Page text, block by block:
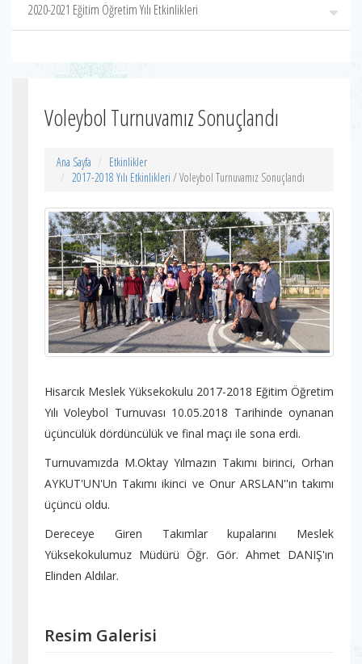
2020-2021 Eğitim Öğretim Yılı Etkinlikleri
Voleybol Turnuvamız Sonuçlandı
Ana Sayfa
Etkinlikler
2017-2018 Yılı Etkinlikleri / Voleybol Turnuvamız Sonuçlandı
Hisarcık Meslek Yüksekokulu 2017-2018 Eğitim Öğretim
Yılı Voleybol Turnuvası 10.05.2018 Tarihinde oynanan
üçüncülük dördüncülük ve final maçı ile sona erdi.
Turnuvamızda M.Oktay Yılmazın Takımı birinci, Orhan
AYKUT'UN'Un Takımı ikinci ve Onur ARSLAN''ın takımı
üçüncü oldu.
Dereceye Giren Takımlar kupalarını Meslek
Yüksekokulumuz Müdürü Öğr. Gör. Ahmet DANIŞ'ın
Elinden Aldılar.
Resim Galerisi